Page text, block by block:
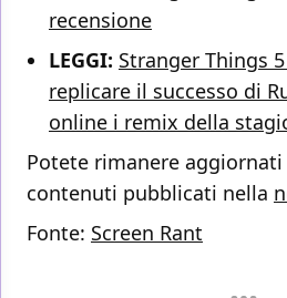
recensione
LEGGI: Stranger Things
replicare il successo di
online i remix della
Potete rimanere
contenuti pubblicati nella
Fonte: Screen Rant